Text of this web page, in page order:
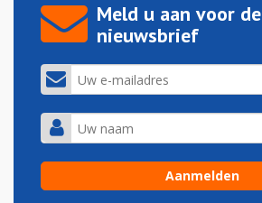
Meld u aan voor de
nieuwsbrief